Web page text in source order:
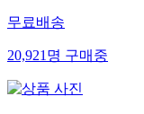
무료배송
20,921명구매중